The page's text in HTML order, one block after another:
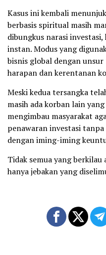
Kasus ini kembali
berbasis spiritual masih
dibungkus narasi
instan. Modus yang
bisnis global dengan
harapan dan kerentanan
Meski kedua tersangka
masih ada korban lain
mengimbau masyarakat
penawaran investasi
dengan iming-iming
Tidak semua yang
hanya jebakan yang